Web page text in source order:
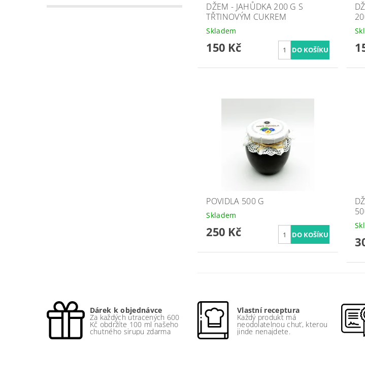
DŽEM - JAHŮDKA 200 G S
TŘTINOVÝM CUKREM
Skladem
150 Kč
POVIDLA 500 G
Skladem
250 Kč
Dárek k objednávce
Za každých utracených 600
Kč obdržíte 100 ml našeho
chutného sirupu zdarma
Vlastní receptura
Každý produkt má
neodolatelnou chuť, kterou
jinde nenajdete.